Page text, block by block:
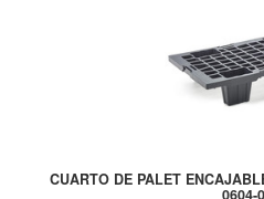
CUARTO DE PALET